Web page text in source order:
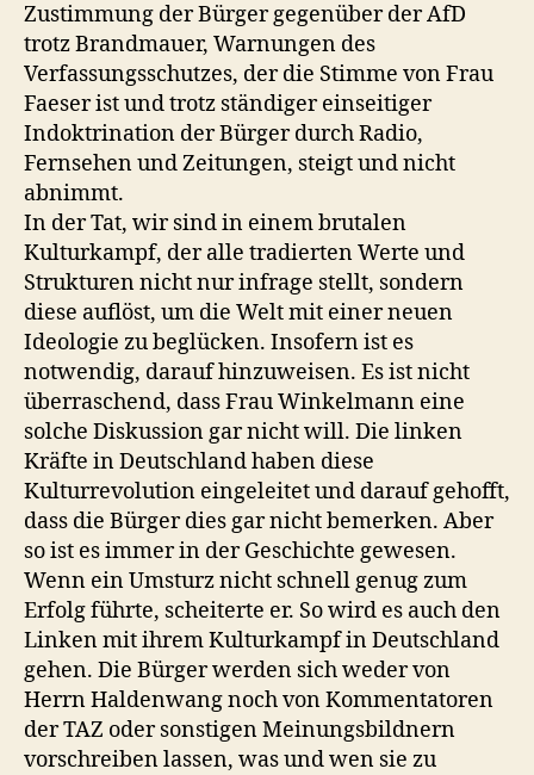
Zustimmung der Bürger gegenüber der AfD
trotz Brandmauer, Warnungen des
Verfassungsschutzes, der die Stimme von Frau
Faeser ist und trotz ständiger einseitiger
Indoktrination der Bürger durch Radio,
Fernsehen und Zeitungen, steigt und nicht
abnimmt.
In der Tat, wir sind in einem brutalen
Kulturkampf, der alle tradierten Werte und
Strukturen nicht nur infrage stellt, sondern
diese auflöst, um die Welt mit einer neuen
Ideologie zu beglücken. Insofern ist es
notwendig, darauf hinzuweisen. Es ist nicht
überraschend, dass Frau Winkelmann eine
solche Diskussion gar nicht will. Die linken
Kräfte in Deutschland haben diese
Kulturrevolution eingeleitet und darauf gehofft,
dass die Bürger dies gar nicht bemerken. Aber
so ist es immer in der Geschichte gewesen.
Wenn ein Umsturz nicht schnell genug zum
Erfolg führte, scheiterte er. So wird es auch den
Linken mit ihrem Kulturkampf in Deutschland
gehen. Die Bürger werden sich weder von
Herrn Haldenwang noch von Kommentatoren
der TAZ oder sonstigen Meinungsbildnern
vorschreiben lassen, was und wen sie zu